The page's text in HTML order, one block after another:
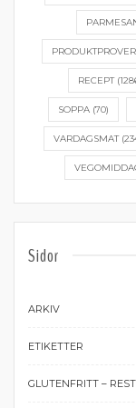
PRODUKTPROVER
RECEPT
SOPPA(70)
VARDAGSMAT
Sidor
ARKIV
ETIKETTER
GLUTENFRITT –